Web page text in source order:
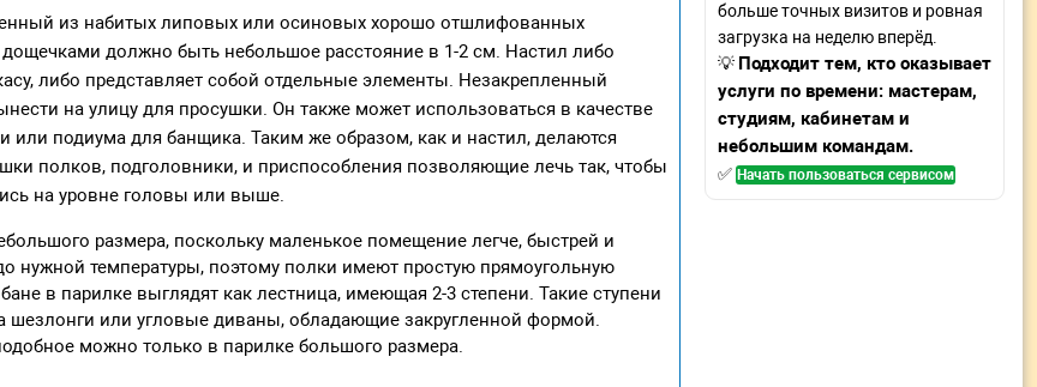
из набитых липовых или осиновых хорошо отшлифованных
должно быть небольшое расстояние в 1-2 см. Настил либо
либо представляет собой отдельные элементы. Незакрепленный
на улицу для просушки. Он также может использоваться в качестве
или подиума для банщика. Таким же образом, как и настил, делаются
полков, подголовники, и приспособления позволяющие лечь так, чтобы
на уровне головы или выше.
размера, поскольку маленькое помещение легче, быстрей и
нужной температуры, поэтому полки имеют простую прямоугольную
в парилке выглядят как лестница, имеющая 2-3 степени. Такие ступени
шезлонги или угловые диваны, обладающие закругленной формой.
можно только в парилке большого размера.
больше точных визитов и ровная
загрузка на неделю вперёд.
💡 Подходит тем, кто оказывает
услуги по времени: мастерам,
студиям, кабинетам и
небольшим командам.
✅ Начать пользоваться сервисом